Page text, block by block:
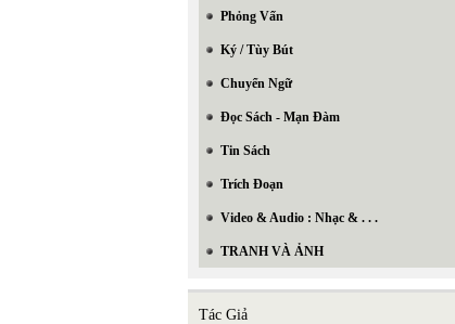
Phỏng Vấn
Ký / Tùy Bút
Chuyển Ngữ
Đọc Sách - Mạn Đàm
Tin Sách
Trích Đoạn
Video & Audio : Nhạc & . . .
TRANH VÀ ẢNH
Tác Giả